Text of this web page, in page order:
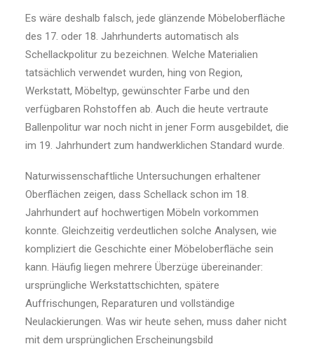
Es wäre deshalb falsch, jede glänzende Möbeloberfläche
des 17. oder 18. Jahrhunderts automatisch als
Schellackpolitur zu bezeichnen. Welche Materialien
tatsächlich verwendet wurden, hing von Region,
Werkstatt, Möbeltyp, gewünschter Farbe und den
verfügbaren Rohstoffen ab. Auch die heute vertraute
Ballenpolitur war noch nicht in jener Form ausgebildet, die
im 19. Jahrhundert zum handwerklichen Standard wurde.
Naturwissenschaftliche Untersuchungen erhaltener
Oberflächen zeigen, dass Schellack schon im 18.
Jahrhundert auf hochwertigen Möbeln vorkommen
konnte. Gleichzeitig verdeutlichen solche Analysen, wie
kompliziert die Geschichte einer Möbeloberfläche sein
kann. Häufig liegen mehrere Überzüge übereinander:
ursprüngliche Werkstattschichten, spätere
Auffrischungen, Reparaturen und vollständige
Neulackierungen. Was wir heute sehen, muss daher nicht
mit dem ursprünglichen Erscheinungsbild